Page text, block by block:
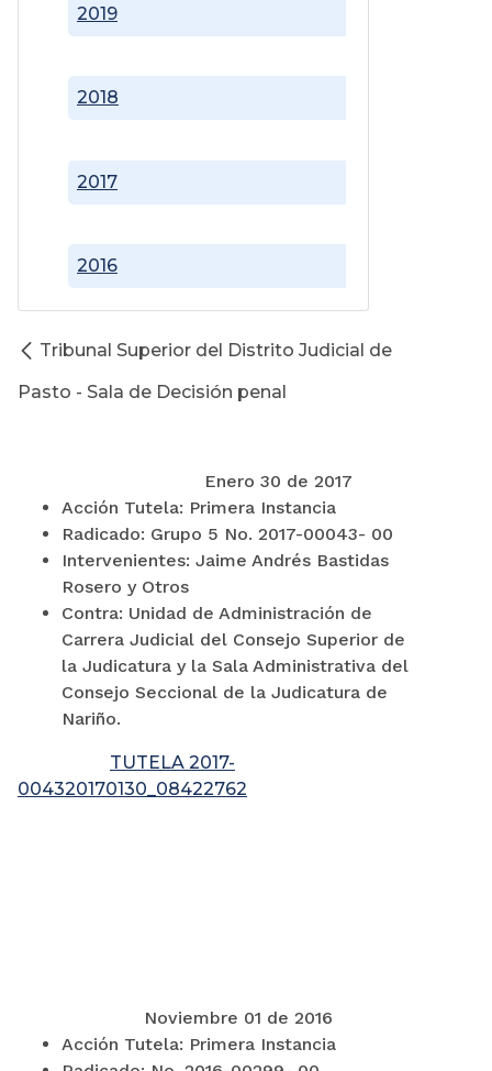
2016
2017
2018
2019
Tribunal Superior del Distrito Judicial de
Pasto - Sala de Decisión penal
Enero 30 de 2017
Acción Tutela: Primera Instancia
Radicado: Grupo 5 No. 2017-00043- 00
Intervenientes: Jaime Andrés Bastidas
Rosero y Otros
Contra: Unidad de Administración de
Carrera Judicial del Consejo Superior de
la Judicatura y la Sala Administrativa del
Consejo Seccional de la Judicatura de
Nariño.
TUTELA 2017-
004320170130_08422762
Noviembre 01 de 2016
Acción Tutela: Primera Instancia